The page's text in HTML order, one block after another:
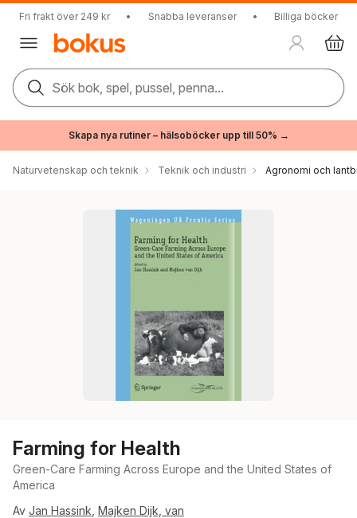
Fri frakt över 249 kr • Snabba leveranser • Billiga böcker
Sök bok, spel, pussel, penna...
Skapa nya rutiner – hälsoböcker upp till 50% →
Naturvetenskap och teknik Teknik och industri Agronomi och
Farming for Health
Green-Care Farming Across Europe and the United States of
America
Av Jan Hassink Majken Dijk, van